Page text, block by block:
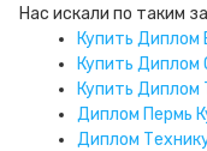
Нас искали по таким
Купить
Купить Диплом
Купить Диплом
Диплом Пермь
Диплом